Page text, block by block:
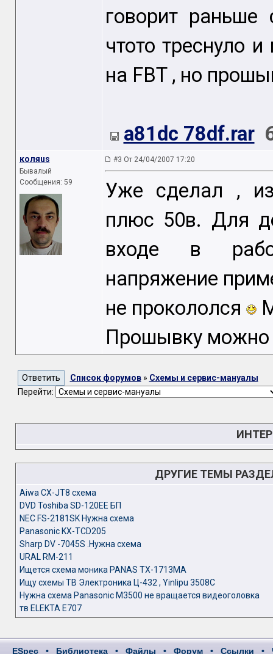
говорит раньше
чтото треснуло
на FBT , но
a81dc 78df.rar
коляus
Бывалый
Сообщения: 59
#3 От 24/04/2007 17:20
Уже сделал ,
плюс 50в. Для
входе в
напряжение
не прокололся
Прошывку можно
Список форумов» Схемы и сервис-мануалы
Перейти:
ДРУГИЕ ТЕМЫ
Aiwa CX-JT8 схема
DVD Toshiba SD-120EE БП
NEC FS-2181SK Нужна схема
Panasonic KX-TCD205
Sharp DV -7045S .Нужна схема
URAL RM-211
Ищется схема моника PANAS TX-1713MA
Ищу схемы ТВ Электроника Ц-432 , Yinlipu 3508C
Нужна схема Panasonic M3500 не вращается видеоголовка
тв ELEKTA E707
ESpec • Библиотека • Файлы • Форум • Ссылки •